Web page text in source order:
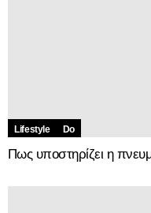
Lifestyle Do
Πως υποστηρίζει η